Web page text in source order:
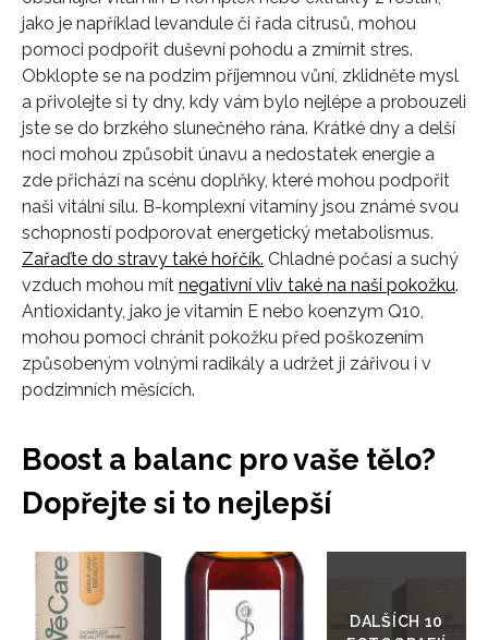
INFORMACE
REDAKCE
jako je například levandule či řada citrusů, mohou
pomoci podpořit duševní pohodu a zmírnit stres.
Obklopte se na podzim příjemnou vůní, zklidněte mysl
a přivolejte si ty dny, kdy vám bylo nejlépe a probouzeli
jste se do brzkého slunečného rána. Krátké dny a delší
noci mohou způsobit únavu a nedostatek energie a
zde přichází na scénu doplňky, které mohou podpořit
naši vitální sílu. B-komplexní vitamíny jsou známé svou
schopností podporovat energetický metabolismus.
Zařaďte do stravy také hořčík. Chladné počasí a suchý
vzduch mohou mít negativní vliv také na naši pokožku.
Antioxidanty, jako je vitamin E nebo koenzym Q10,
mohou pomoci chránit pokožku před poškozením
způsobeným volnými radikály a udržet ji zářivou i v
podzimních měsících.
Boost a balanc pro vaše tělo?
Dopřejte si to nejlepší
do
galerie